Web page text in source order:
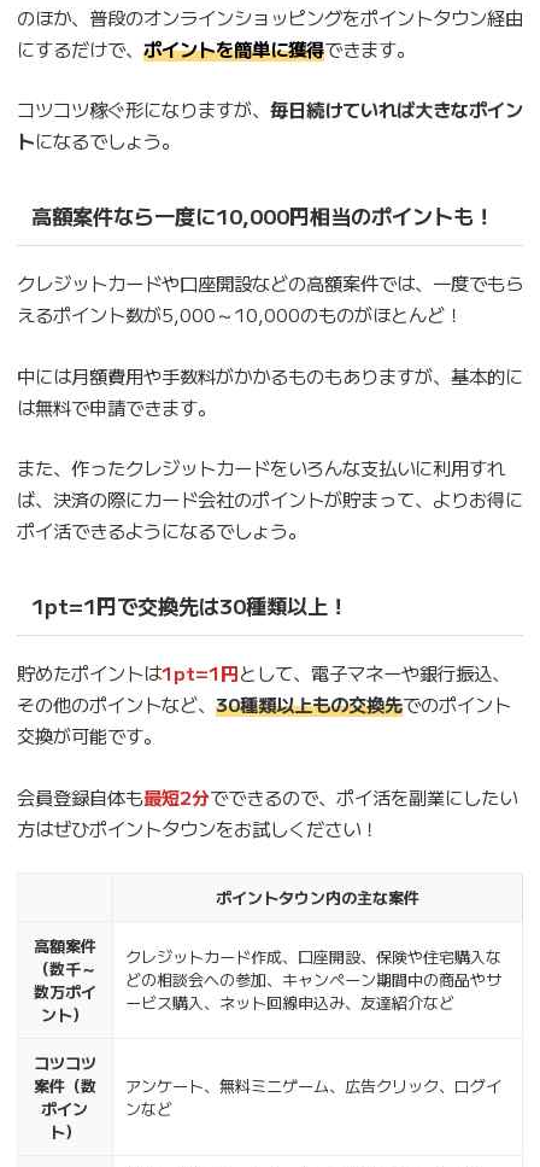
のほか、普段のオンラインショッピングをポイントタウン経由
にするだけで、 ポイントを簡単に獲得できます。
コツコツ稼ぐ形になりますが、 毎日続けていれば大きなポイン
トになるでしょう。
高額案件なら一度に10,000円相当のポイントも！
クレジットカードや口座開設などの高額案件では、一度でもら
えるポイント数が5,000～10,000のものがほとんど！
中には月額費用や手数料がかかるものもありますが、基本的に
は無料で申請できます。
また、作ったクレジットカードをいろんな支払いに利用すれ
ば、決済の際にカード会社のポイントが貯まって、よりお得に
ポイ活できるようになるでしょう。
1pt=1円で交換先は30種類以上！
貯めたポイントは1pt=1円として、電子マネーや銀行振込、
その他のポイントなど、 30種類以上もの交換先でのポイント
交換が可能です。
会員登録自体も最短2分でできるので、ポイ活を副業にしたい
方はぜひポイントタウンをお試しください！
ポイントタウン内の主な案件
高額案件
（数千～
数万ポイ
ント）
クレジットカード作成、口座開設、保険や住宅購入な
どの相談会への参加、キャンペーン期間中の商品やサ
ービス購入、ネット回線申込み、友達紹介など
コツコツ
案件（数
ポイン
ト）
アンケート、無料ミニゲーム、広告クリック、ログイ
ンなど